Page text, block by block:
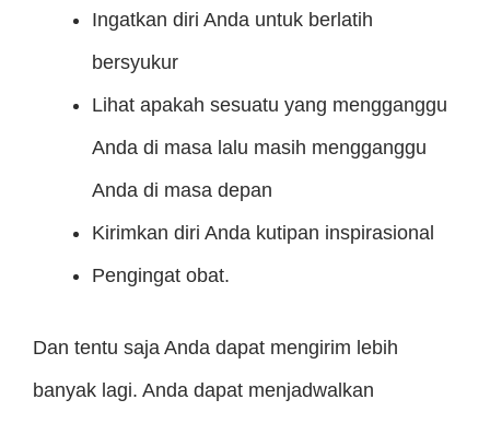
Ingatkan diri Anda untuk berlatih
bersyukur
Lihat apakah sesuatu yang mengganggu
Anda di masa lalu masih mengganggu
Anda di masa depan
Kirimkan diri Anda kutipan inspirasional
Pengingat obat.
Dan tentu saja Anda dapat mengirim lebih
banyak lagi. Anda dapat menjadwalkan